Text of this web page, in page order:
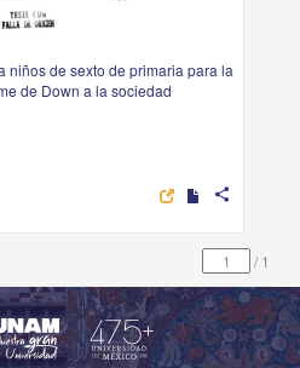
niños de sexto de primaria para la
de Down a la sociedad
share
/1